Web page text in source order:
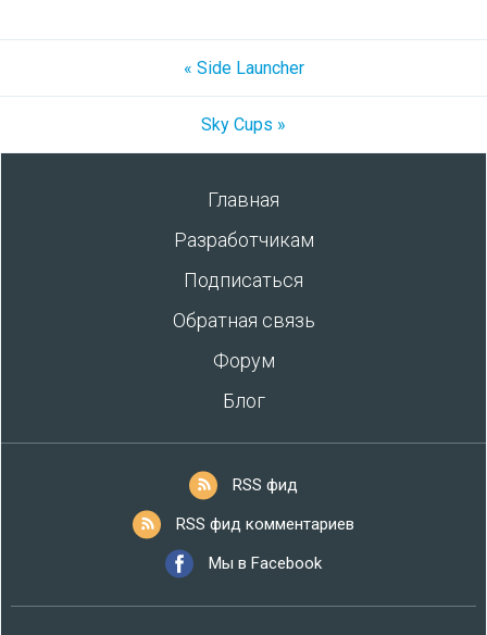
« Side Launcher
Sky Cups »
Главная
Разработчикам
Подписаться
Обратная связь
Форум
Блог
RSS фид
RSS фид комментариев
Мы в Facebook